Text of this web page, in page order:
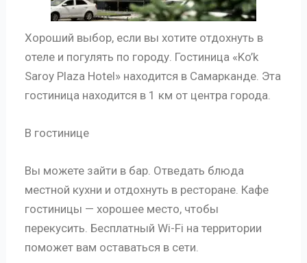
Хороший выбор, если вы хотите отдохнуть в
отеле и погулять по городу. Гостиница «Ko’k
Saroy Plaza Hotel» находится в Самарканде. Эта
гостиница находится в 1 км от центра города.
В гостинице
Вы можете зайти в бар. Отведать блюда
местной кухни и отдохнуть в ресторане. Кафе
гостиницы — хорошее место, чтобы
перекусить. Бесплатный Wi-Fi на территории
поможет вам оставаться в сети.